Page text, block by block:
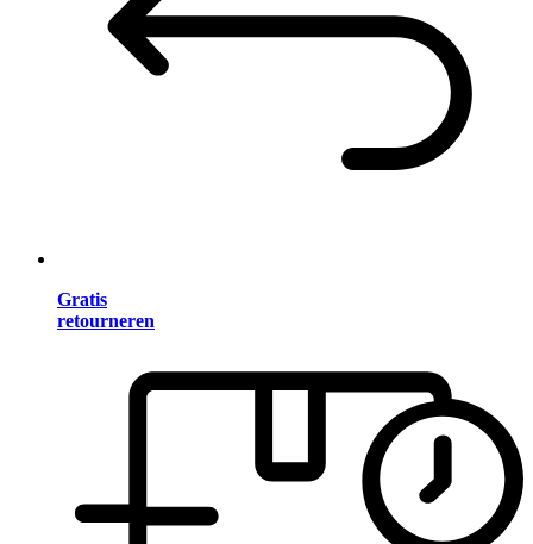
Gratis
retourneren